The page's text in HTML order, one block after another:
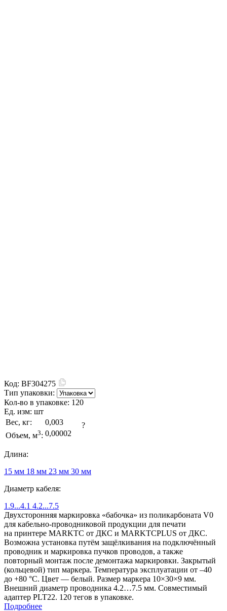
Код: BF304275
Тип упаковки:
Кол-во в упаковке: 120
Ед. изм: шт
Вес, кг:
0,003
Объем, м3: 0,00002
?
Длина:
15 мм 18 мм 23 мм 30 мм
Диаметр кабеля:
1.9...4.1 4.2...7.5
Двухсторонняя маркировка «бабочка» из поликарбоната V0
для кабельно-проводниковой продукции для печати
на принтере MARKTC от ДКС и MARKTCPLUS от ДКС.
Возможна установка путём защёлкивания на подключённый
проводник и маркировка пучков проводов, а также
повторный монтаж после демонтажа маркировки. Закрытый
(кольцевой) тип маркера. Температура эксплуатации от –40
до +80 °С. Цвет — белый. Размер маркера 10×30×9 мм.
Внешний диаметр проводника 4.2…7.5 мм. Совместимый
адаптер PLT22. 120 тегов в упаковке.
Подробнее